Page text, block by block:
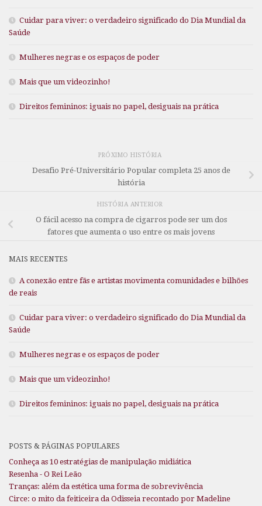
Cuidar para viver: o verdadeiro significado do Dia Mundial da
Saúde
Mulheres negras e os espaços de poder
Mais que um videozinho!
Direitos femininos: iguais no papel, desiguais na prática
PRÓXIMO HISTÓRIA
Desafio Pré-Universitário Popular completa 25 anos de
história
HISTÓRIA ANTERIOR
O fácil acesso na compra de cigarros pode ser um dos
fatores que aumenta o uso entre os mais jovens
MAIS RECENTES
A conexão entre fãs e artistas movimenta comunidades e bilhões
de reais
Cuidar para viver: o verdadeiro significado do Dia Mundial da
Saúde
Mulheres negras e os espaços de poder
Mais que um videozinho!
Direitos femininos: iguais no papel, desiguais na prática
POSTS & PÁGINAS POPULARES
Conheça as 10 estratégias de manipulação midiática
Resenha - O Rei Leão
Tranças: além da estética uma forma de sobrevivência
Circe: o mito da feiticeira da Odisseia recontado por Madeline